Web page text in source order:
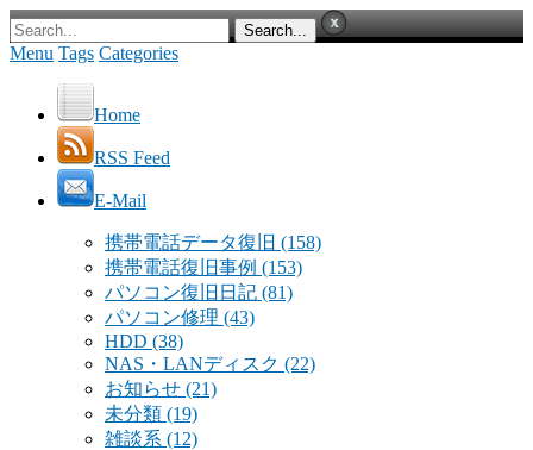
Menu Tags Categories
Home
RSS Feed
E-Mail
携帯電話データ復旧 (158)
携帯電話復旧事例 (153)
パソコン復旧日記 (81)
パソコン修理 (43)
HDD (38)
NAS・LANディスク (22)
お知らせ (21)
未分類 (19)
雑談系 (12)